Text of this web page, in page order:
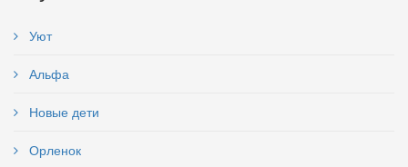
Уют
Альфа
Новые дети
Орленок